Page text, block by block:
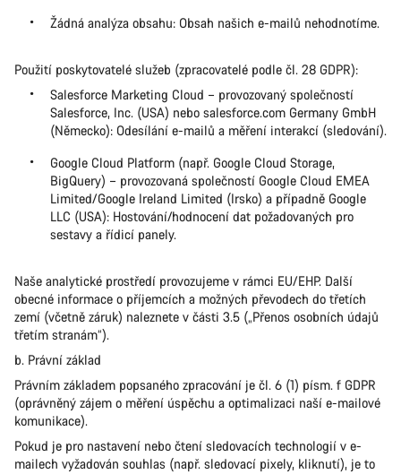
Žádná analýza obsahu: Obsah našich e-mailů nehodnotíme.
Použití poskytovatelé služeb (zpracovatelé podle čl. 28 GDPR):
Salesforce Marketing Cloud – provozovaný společností
Salesforce, Inc. (USA) nebo salesforce.com Germany GmbH
(Německo): Odesílání e-mailů a měření interakcí (sledování).
Google Cloud Platform (např. Google Cloud Storage,
BigQuery) – provozovaná společností Google Cloud EMEA
Limited/Google Ireland Limited (Irsko) a případně Google
LLC (USA): Hostování/hodnocení dat požadovaných pro
sestavy a řídicí panely.
Naše analytické prostředí provozujeme v rámci EU/EHP. Další
obecné informace o příjemcích a možných převodech do třetích
zemí (včetně záruk) naleznete v části 3.5 („Přenos osobních údajů
třetím stranám“).
b. Právní základ
Právním základem popsaného zpracování je čl. 6 (1) písm. f GDPR
(oprávněný zájem o měření úspěchu a optimalizaci naší e-mailové
komunikace).
Pokud je pro nastavení nebo čtení sledovacích technologií v e-
mailech vyžadován souhlas (např. sledovací pixely, kliknutí), je to